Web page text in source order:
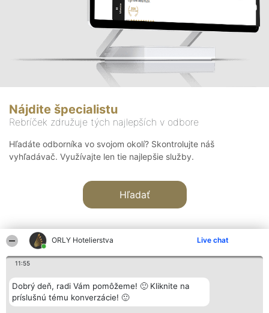
ORLY Hotelierstva Live chat
11:55
Dobrý deň, radi Vám pomôžeme! 🙂 Kliknite na
príslušnú tému konverzácie! 🙂
Nájdite špecialistu
Rebríček združuje tých najlepších v odbore
Hľadáte odborníka vo svojom okolí? Skontrolujte náš
vyhľadávač. Využívajte len tie najlepšie služby.
Hľadať
Organizátor hodnotenia
Bright Side Solutions sp. z o.
o. sp. k.
Hodnotenie
Laureáti
Lista
Kontakt
Kontakt